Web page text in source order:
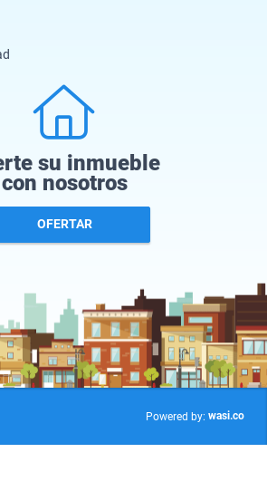
su inmueble
con nosotros
OFERTAR
Powered by: wasi.co